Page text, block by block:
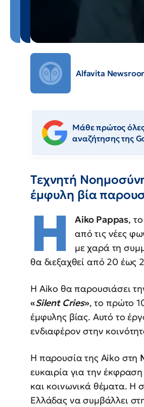
Alfavita
Μάθε πρώτος όλες
αναζήτησης της
Τεχνητή
έμφυλη βία
Η Aiko Pappas,
από τις νέες
με χαρά τη
θα διεξαχθεί από 20
Η Aiko θα παρουσιάσει
«Silent Cries», το πρώτο
έμφυλης βίας. Αυτό το
ενδιαφέρον στην
Η παρουσία της Aiko στη
ευκαιρία για την
και κοινωνικά θέματα. Η
Ελλάδας να συμβάλλει